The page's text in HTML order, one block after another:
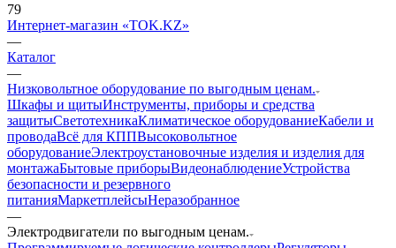
79
Интернет-магазин «TOK.KZ»
—
Каталог
—
Низковольтное оборудование по выгодным ценам.
Шкафы и щитыИнструменты, приборы и средства
защитыСветотехникаКлиматическое оборудованиеКабели и
проводаВсё для КППВысоковольтное
оборудованиеЭлектроустановочные изделия и изделия для
монтажаБытовые приборыВидеонаблюдениеУстройства
безопасности и резервного
питанияМаркетплейсыНеразобранное
—
Электродвигатели по выгодным ценам.